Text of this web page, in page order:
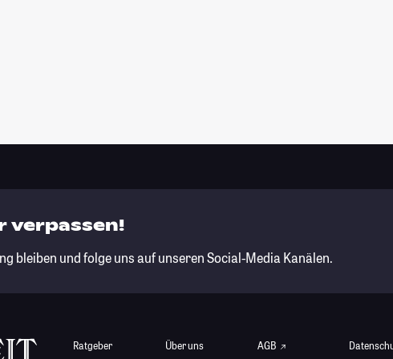
verpassen!
bleiben und folge uns auf unseren Social-Media Kanälen.
Ratgeber Über uns AGB